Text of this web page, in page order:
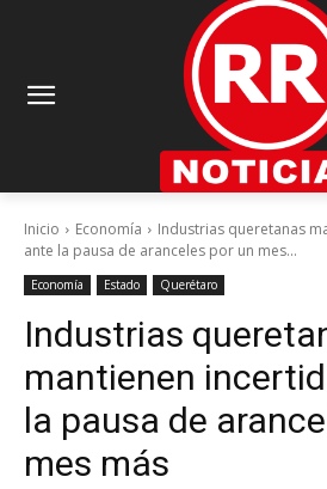
Inicio Economía
Industrias queretanas
ante la pausa de aranceles por un mes...
Economía Estado Querétaro
Industrias
mantienen
la pausa de
mes más